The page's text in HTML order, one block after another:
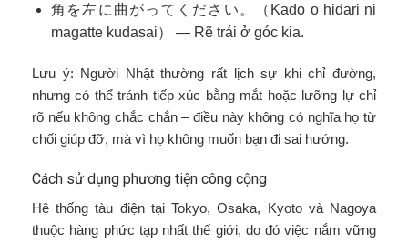
角を左に曲がってください。（Kado o hidari ni
magatte kudasai） — Rẽ trái ở góc kia.
Lưu ý: Người Nhật thường rất lịch sự khi chỉ đường,
nhưng có thể tránh tiếp xúc bằng mắt hoặc lưỡng lự chỉ
rõ nếu không chắc chắn – điều này không có nghĩa họ từ
chối giúp đỡ, mà vì họ không muốn bạn đi sai hướng.
Cách sử dụng phương tiện công cộng
Hệ thống tàu điện tại Tokyo, Osaka, Kyoto và Nagoya
thuộc hàng phức tạp nhất thế giới, do đó việc nắm vững